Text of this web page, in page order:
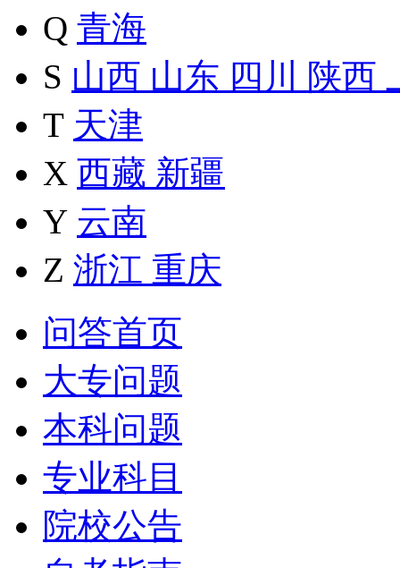
Q 青海
S 山西 山东 四川 陕西
T 天津
X 西藏 新疆
Y 云南
Z 浙江 重庆
问答首页
大专问题
本科问题
专业科目
院校公告